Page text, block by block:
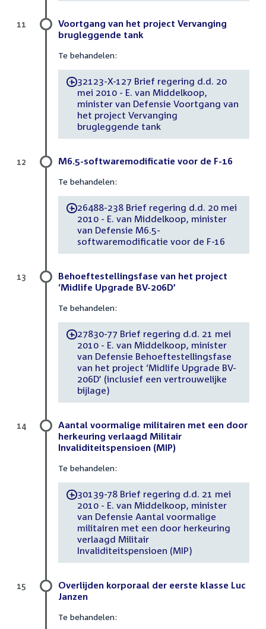
Voortgang van het project Vervanging
brugleggende tank
Te behandelen:
-32123-X-127 Brief regering d.d. 20
mei 2010 - E. van Middelkoop,
minister van Defensie Voortgang van
het project Vervanging
brugleggende tank
11
M6.5-softwaremodificatie voor de F-16
Te behandelen:
-26488-238 Brief regering d.d. 20 mei
2010 - E. van Middelkoop, minister
van Defensie M6.5-
softwaremodificatie voor de F-16
12
Behoeftestellingsfase van het project
‘Midlife Upgrade BV-206D’
Te behandelen:
-27830-77 Brief regering d.d. 21 mei
2010 - E. van Middelkoop, minister
van Defensie Behoeftestellingsfase
van het project ‘Midlife Upgrade BV-
206D’ (inclusief een vertrouwelijke
bijlage)
13
Aantal voormalige militairen met een door
herkeuring verlaagd Militair
Invaliditeitspensioen (MIP)
Te behandelen:
-30139-78 Brief regering d.d. 21 mei
2010 - E. van Middelkoop, minister
van Defensie Aantal voormalige
militairen met een door herkeuring
verlaagd Militair
Invaliditeitspensioen (MIP)
14
Overlijden korporaal der eerste klasse Luc
Janzen
Te behandelen:
15